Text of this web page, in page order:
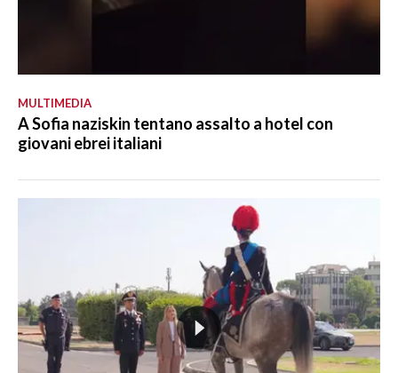
MULTIMEDIA
A Sofia naziskin tentano assalto a hotel con
giovani ebrei italiani